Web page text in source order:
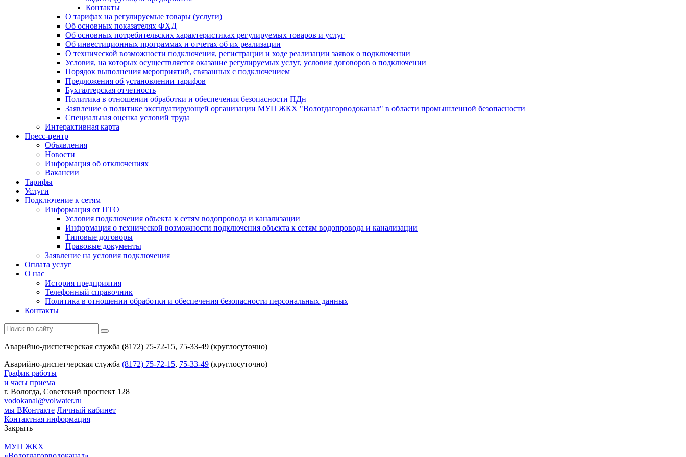
Контакты
О тарифах на регулируемые товары (услуги)
Об основных показателях ФХД
Об основных потребительских характеристиках регулируемых товаров и услуг
Об инвестиционных программах и отчетах об их реализации
О технической возможности подключения, регистрации и ходе реализации заявок о подключении
Условия, на которых осуществляется оказание регулируемых услуг, условия договоров о подключении
Порядок выполнения мероприятий, связанных с подключением
Предложения об установлении тарифов
Бухгалтерская отчетность
Политика в отношении обработки и обеспечения безопасности ПДн
Заявление о политике эксплуатирующей организации МУП ЖКХ "Вологдагорводоканал" в области промышленной безопасности
Специальная оценка условий труда
Интерактивная карта
Пресс-центр
Объявления
Новости
Информация об отключениях
Вакансии
Тарифы
Услуги
Подключение к сетям
Информация от ПТО
Условия подключения объекта к сетям водопровода и канализации
Информация о технической возможности подключения объекта к сетям водопровода и канализации
Типовые договоры
Правовые документы
Заявление на условия подключения
Оплата услуг
О нас
История предприятия
Телефонный справочник
Политика в отношении обработки и обеспечения безопасности персональных данных
Контакты
Аварийно-диспетчерская служба (8172) 75-72-15, 75-33-49 (круглосуточно)
Аварийно-диспетчерская служба (8172) 75-72-15, 75-33-49 (круглосуточно)
График работы
и часы приема
г. Вологда, Советский проспект 128
vodokanal@volwater.ru
мы ВКонтакте Личный кабинет
Контактная информация
Закрыть
МУП ЖКХ